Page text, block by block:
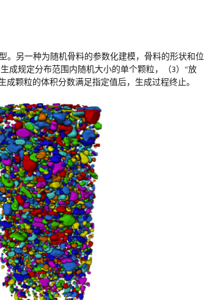
。另一种为随机骨料的参数化建模，骨料的形状和位
成规定分布范围内随机大小的单个颗粒，（3）“放
颗粒的体积分数满足指定值后，生成过程终止。